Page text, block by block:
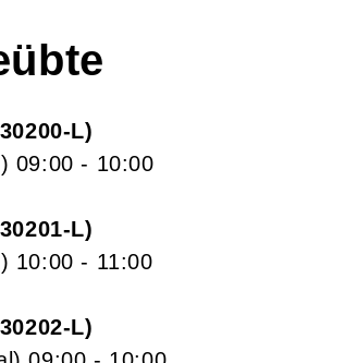
30200-L
09:00 - 10:00
30201-L
10:00 - 11:00
30202-L